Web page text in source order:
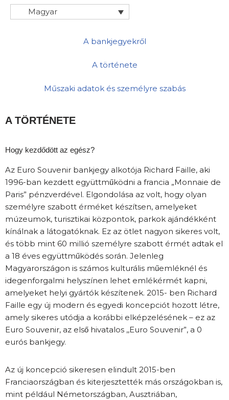
Magyar
A bankjegyekről
A története
Műszaki adatok és személyre szabás
A TÖRTÉNETE
Hogy kezdődött az egész?
Az Euro Souvenir bankjegy alkotója Richard Faille, aki
1996-ban kezdett együttműködni a francia „Monnaie de
Paris” pénzverdével. Elgondolása az volt, hogy olyan
személyre szabott érméket készítsen, amelyeket
múzeumok, turisztikai központok, parkok ajándékként
kínálnak a látogatóknak. Ez az ötlet nagyon sikeres volt,
és több mint 60 millió személyre szabott érmét adtak el
a 18 éves együttműködés során. Jelenleg
Magyarországon is számos kulturális műemléknél és
idegenforgalmi helyszínen lehet emlékérmét kapni,
amelyeket helyi gyártók készítenek. 2015- ben Richard
Faille egy új modern és egyedi koncepciót hozott létre,
amely sikeres utódja a korábbi elképzelésének – ez az
Euro Souvenir, az első hivatalos ,,Euro Souvenir”, a 0
eurós bankjegy.
Az új koncepció sikeresen elindult 2015-ben
Franciaországban és kiterjesztették más országokban is,
mint például Németországban, Ausztriában,